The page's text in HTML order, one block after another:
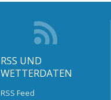
RSS UND
WETTERDATEN
RSS Feed